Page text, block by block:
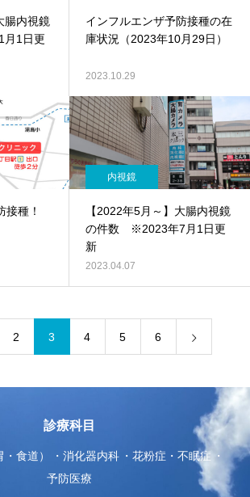
腸内視鏡
1日更
インフルエンザ予防接種の在
庫状況（2023年10月29日）
2023.10.29
接種！
内視鏡
【2022年5月～】大腸内視鏡
の件数 ※2023年7月1日更
新
2023.04.07
2 3 4 5 6
診療科目
食道） 消化器内科
花粉症・不眠症
予防医療